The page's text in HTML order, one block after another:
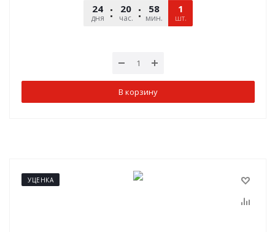
24
дня
20
час.
58
мин.
10
сек.
1
шт.
В корзину
УЦЕНКА